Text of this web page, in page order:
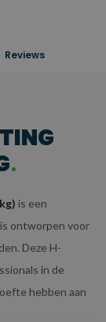
Reviews
is een
ontworpen voor
Deze H-
in de
hebben aan